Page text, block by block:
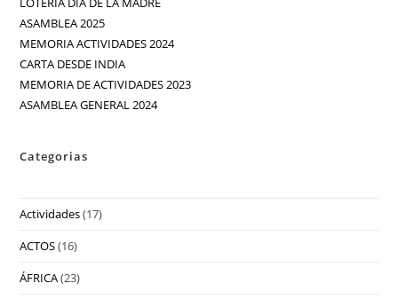
ASAMBLEA 2025
MEMORIA ACTIVIDADES 2024
CARTA DESDE INDIA
MEMORIA DE ACTIVIDADES 2023
ASAMBLEA GENERAL 2024
Categorias
Actividades(17)
ACTOS(16)
ÁFRICA(23)